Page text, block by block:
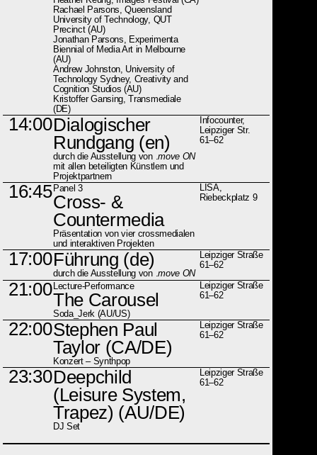
Rachael Parsons, Queensland
University of Technology, QUT
Precinct (AU)
Jonathan Parsons, Experimenta
Biennial of Media Art in Melbourne
(AU)
Andrew Johnston, University of
Technology Sydney, Creativity and
Cognition Studios (AU)
Kristoffer Gansing, Transmediale
(DE)
14:00Dialogischer
Rundgang (en)
durch die Ausstellung von .move ON
mit allen beteiligten Künstlern und
Projektpartnern
Infocounter,
Leipziger Str.
61–62
16:45 Panel 3
Cross- &
Countermedia
Präsentation von vier crossmedialen
und interaktiven Projekten
LISA,
Riebeckplatz 9
17:00Führung (de)
durch die Ausstellung von .move ON
Leipziger Straße
61–62
21:00 Lecture-Performance
The Carousel
Soda_Jerk (AU/US)
Leipziger Straße
61–62
22:00Stephen Paul
Taylor(CA/DE)
Konzert – Synthpop
Leipziger Straße
61–62
23:30Deepchild
(Leisure System,
Trapez) (AU/DE)
DJ Set
Leipziger Straße
61–62